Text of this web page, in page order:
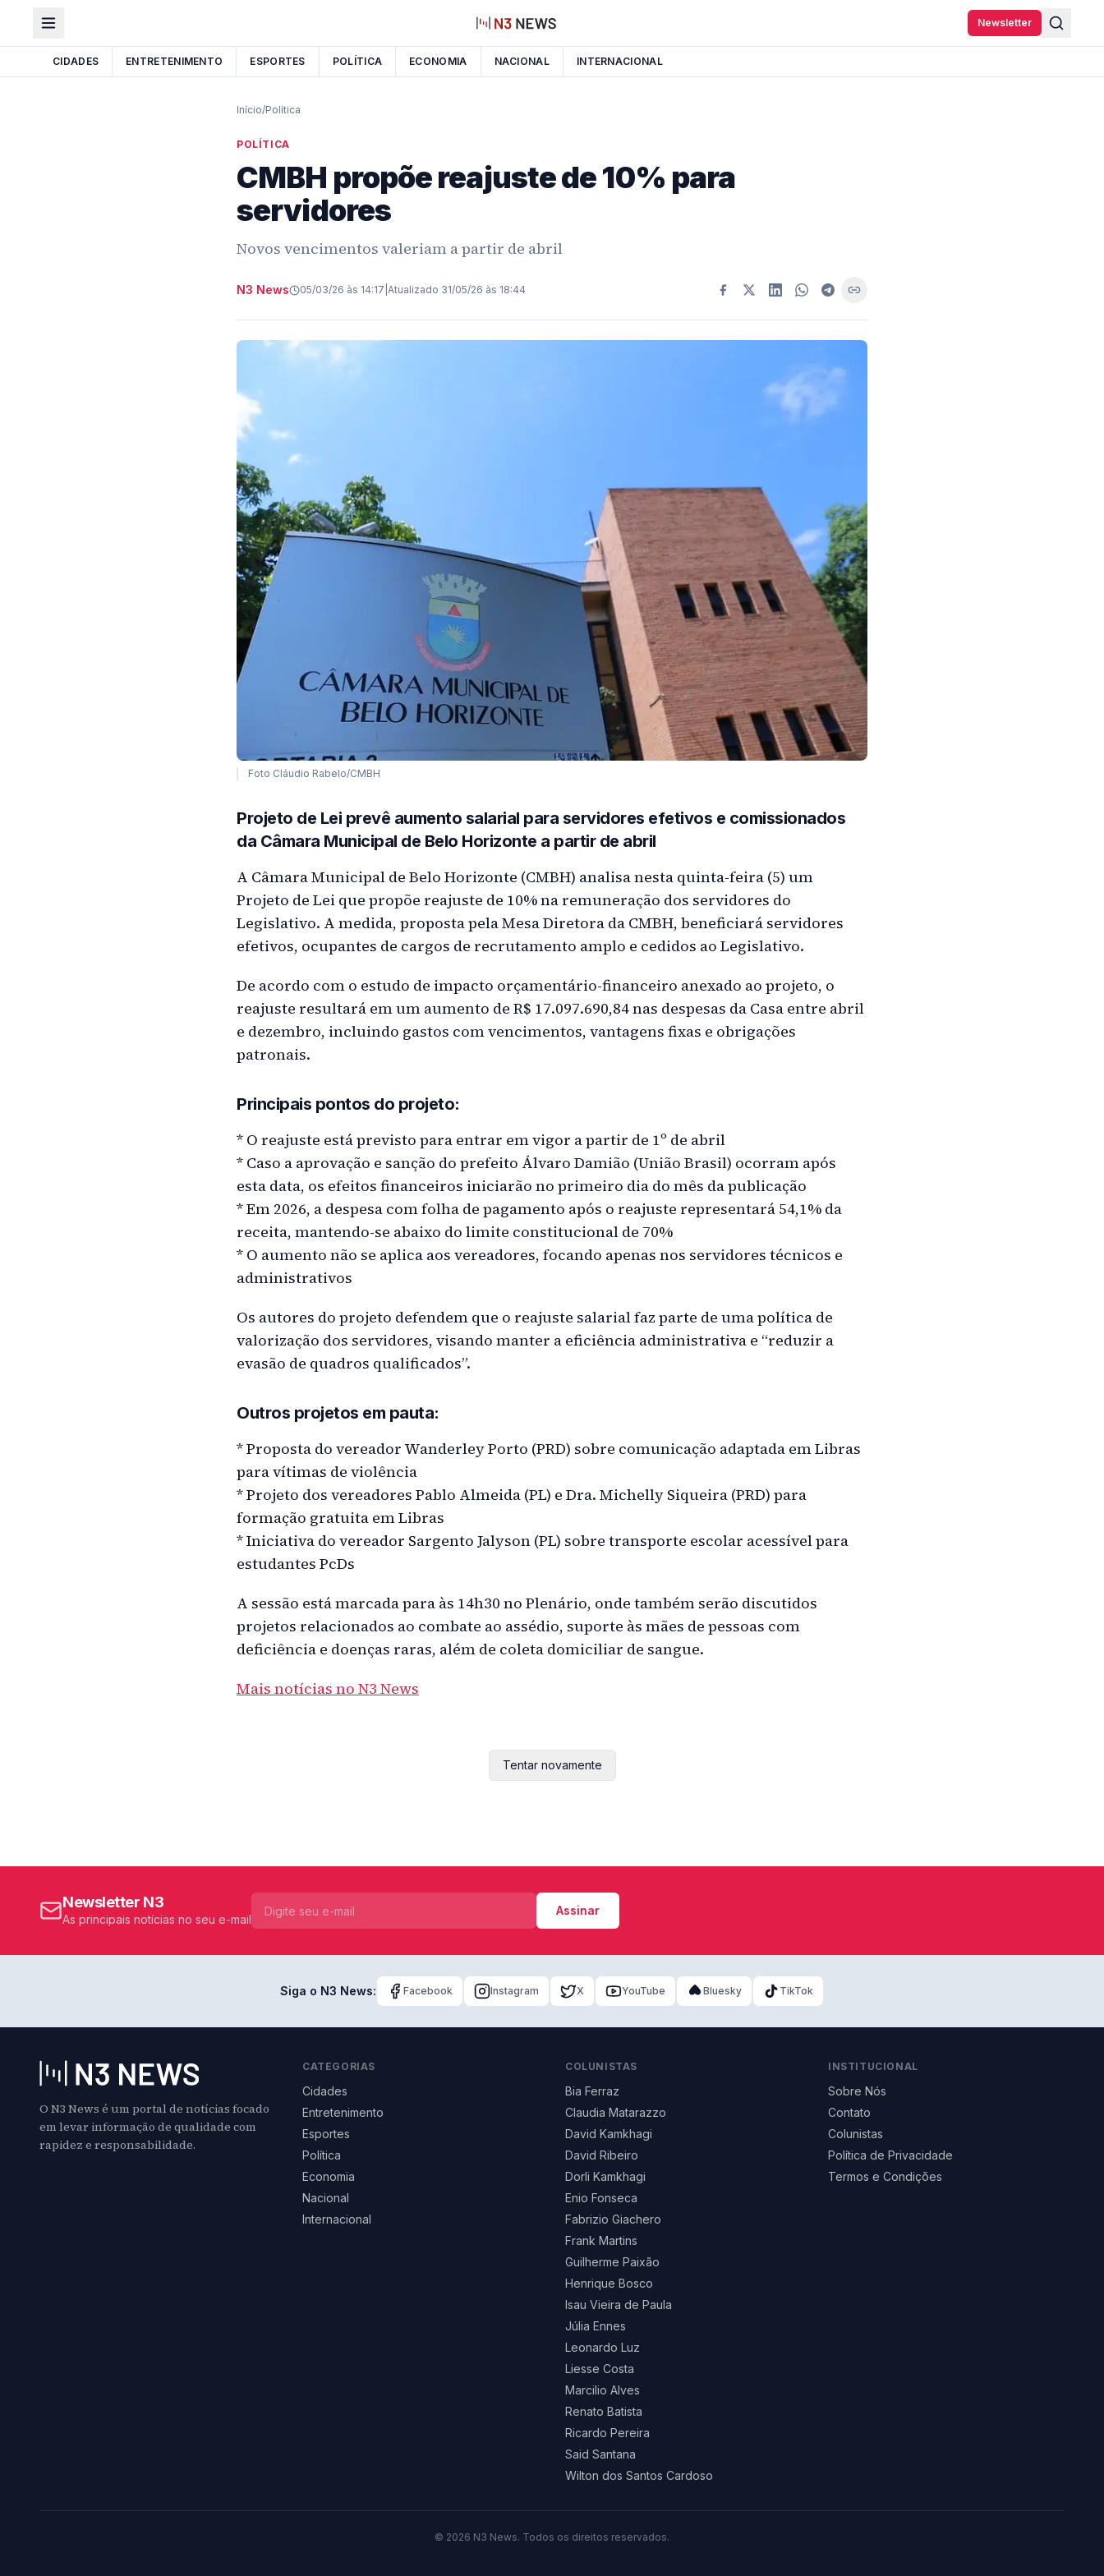
Newsletter
CIDADES ENTRETENIMENTO ESPORTES POLÍTICA ECONOMIA NACIONAL INTERNACIONAL
Início/Política
POLÍTICA
CMBH propõe reajuste de 10% para
servidores
Novos vencimentos valeriam a partir de abril
N3 News 05/03/26 às 14:17 Atualizado 31/05/26 às 18:44
Foto Cláudio Rabelo/CMBH
Projeto de Lei prevê aumento salarial para servidores efetivos e comissionados
da Câmara Municipal de Belo Horizonte a partir de abril
A Câmara Municipal de Belo Horizonte (CMBH) analisa nesta quinta-feira (5) um
Projeto de Lei que propõe reajuste de 10% na remuneração dos servidores do
Legislativo. A medida, proposta pela Mesa Diretora da CMBH, beneficiará servidores
efetivos, ocupantes de cargos de recrutamento amplo e cedidos ao Legislativo.
De acordo com o estudo de impacto orçamentário-financeiro anexado ao projeto, o
reajuste resultará em um aumento de R$ 17.097.690,84 nas despesas da Casa entre abril
e dezembro, incluindo gastos com vencimentos, vantagens fixas e obrigações
patronais.
Principais pontos do projeto:
* O reajuste está previsto para entrar em vigor a partir de 1º de abril
* Caso a aprovação e sanção do prefeito Álvaro Damião (União Brasil) ocorram após
esta data, os efeitos financeiros iniciarão no primeiro dia do mês da publicação
* Em 2026, a despesa com folha de pagamento após o reajuste representará 54,1% da
receita, mantendo-se abaixo do limite constitucional de 70%
* O aumento não se aplica aos vereadores, focando apenas nos servidores técnicos e
administrativos
Os autores do projeto defendem que o reajuste salarial faz parte de uma política de
valorização dos servidores, visando manter a eficiência administrativa e “reduzir a
evasão de quadros qualificados”.
Outros projetos em pauta:
* Proposta do vereador Wanderley Porto (PRD) sobre comunicação adaptada em Libras
para vítimas de violência
* Projeto dos vereadores Pablo Almeida (PL) e Dra. Michelly Siqueira (PRD) para
formação gratuita em Libras
* Iniciativa do vereador Sargento Jalyson (PL) sobre transporte escolar acessível para
estudantes PcDs
A sessão está marcada para às 14h30 no Plenário, onde também serão discutidos
projetos relacionados ao combate ao assédio, suporte às mães de pessoas com
deficiência e doenças raras, além de coleta domiciliar de sangue.
Mais notícias no N3 News
Tentar novamente
Newsletter N3
As principais notícias no seu e-mail
Assinar
Siga o N3 News: Facebook Instagram X YouTube Bluesky TikTok
O N3 News é um portal de notícias focado
em levar informação de qualidade com
rapidez e responsabilidade.
CATEGORIAS
Cidades
Entretenimento
Esportes
Política
Economia
Nacional
Internacional
COLUNISTAS
Bia Ferraz
Claudia Matarazzo
David Kamkhagi
David Ribeiro
Dorli Kamkhagi
Enio Fonseca
Fabrizio Giachero
Frank Martins
Guilherme Paixão
Henrique Bosco
Isau Vieira de Paula
Júlia Ennes
Leonardo Luz
Liesse Costa
Marcilio Alves
Renato Batista
Ricardo Pereira
Said Santana
Wilton dos Santos Cardoso
INSTITUCIONAL
Sobre Nós
Contato
Colunistas
Política de Privacidade
Termos e Condições
© 2026 N3 News. Todos os direitos reservados.